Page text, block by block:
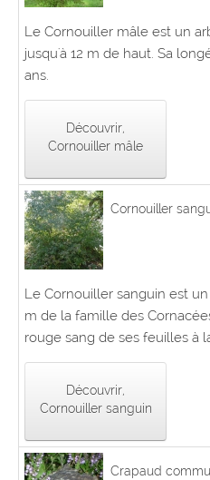
Le Cornouiller mâle est un
jusqu'à 12 m de haut. Sa
ans.
Découvrir,
Cornouiller mâle
Cornouiller
Le Cornouiller sanguin est
m de la famille des
rouge sang de ses feuilles à
Découvrir,
Cornouiller sanguin
Crapaud